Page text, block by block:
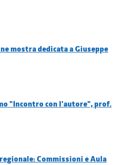
mostra dedicata a Giuseppe
"Incontro con l'autore", prof.
Commissioni e Aula